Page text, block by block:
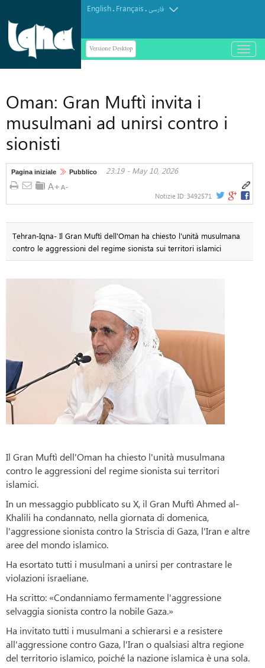
English. Français.فارسی
Versione Desktop
باز
و
Oman: Gran Muftì invita i
musulmani ad unirsi contro i
sionisti
Pagina iniziale Pubblico 23:19 - May 10, 2026
Notizie ID: 3492571
Tehran-Iqna- Il Gran Muftì dell'Oman ha chiesto l'unità musulmana
contro le aggressioni del regime sionista sui territori islamici
Il Gran Muftì dell'Oman ha chiesto l'unità musulmana
contro le aggressioni del regime sionista sui territori
islamici.
In un messaggio pubblicato su X, il Gran Muftì Ahmed al-
Khalili ha condannato, nella giornata di domenica,
l'aggressione sionista contro la Striscia di Gaza, l'Iran e altre
aree del mondo islamico.
Ha esortato tutti i musulmani a unirsi per contrastare le
violazioni israeliane.
Ha scritto: «Condanniamo fermamente l'aggressione
selvaggia sionista contro la nobile Gaza.»
Ha invitato tutti i musulmani a schierarsi e a resistere
all'aggressione contro Gaza, l'Iran o qualsiasi altra regione
del territorio islamico, poiché la nazione islamica è una sola.